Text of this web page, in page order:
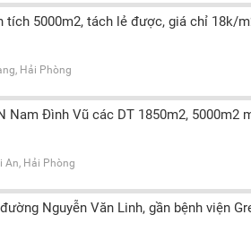
tích 5000m2, tách lẻ được, giá chỉ 18k/
Hải Phòng
Nam Đình Vũ các DT 1850m2, 5000m2
An, Hải Phòng
Nguyễn Văn Linh, gần bệnh viện